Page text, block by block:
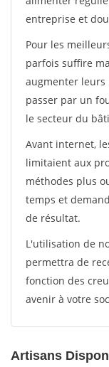
entreprise et
Pour les
parfois suffire
augmenter
passer par un
le secteur du
Avant internet,
limitaient aux
méthodes plus
temps et
de résultat.
L'utilisation de
permettra de
fonction des
avenir à votre
Artisans